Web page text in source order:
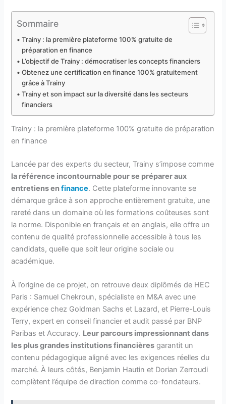
Sommaire
Trainy : la première plateforme 100% gratuite de
préparation en finance
L’objectif de Trainy : démocratiser les concepts financiers
Obtenez une certification en finance 100% gratuitement
grâce à Trainy
Trainy et son impact sur la diversité dans les secteurs
financiers
Trainy : la première plateforme 100% gratuite de préparation
en finance
Lancée par des experts du secteur, Trainy s’impose comme
la référence incontournable pour se préparer aux
entretiens enfinance. Cette plateforme innovante se
démarque grâce à son approche entièrement gratuite, une
rareté dans un domaine où les formations coûteuses sont
la norme. Disponible en français et en anglais, elle offre un
contenu de qualité professionnelle accessible à tous les
candidats, quelle que soit leur origine sociale ou
académique.
À l’origine de ce projet, on retrouve deux diplômés de HEC
Paris : Samuel Chekroun, spécialiste en M&A avec une
expérience chez Goldman Sachs et Lazard, et Pierre-Louis
Terry, expert en conseil financier et audit passé par BNP
Paribas et Accuracy. Leur parcours impressionnant dans
les plus grandes institutions financières garantit un
contenu pédagogique aligné avec les exigences réelles du
marché. À leurs côtés, Benjamin Hautin et Dorian Zerroudi
complètent l’équipe de direction comme co-fondateurs.